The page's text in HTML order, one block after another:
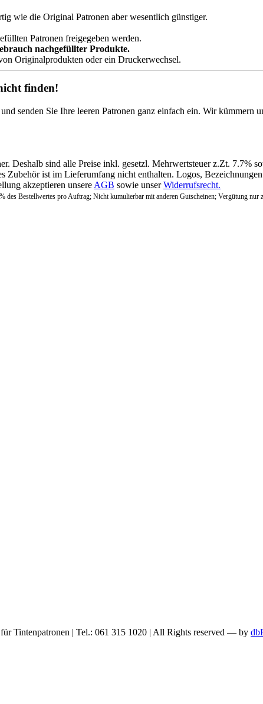
wie die Original Patronen aber wesentlich günstiger.
Patronen freigegeben werden.
nachgefüllter Produkte.
Originalprodukten oder ein Druckerwechsel.
finden!
und senden Sie Ihre leeren Patronen ganz einfach ein. Wir kümmern
Deshalb sind alle Preise inkl. gesetzl. Mehrwertsteuer z.Zt. 7.7%
Zubehör ist im Lieferumfang nicht enthalten. Logos,
akzeptieren unsere AGB sowie unserWiderrufsrecht.
des Bestellwertes pro Auftrag; Nicht kumulierbar mit anderen Gutscheinen; Vergütung
Tintenpatronen | Tel.: 061 315 1020 | All Rights reserved — by